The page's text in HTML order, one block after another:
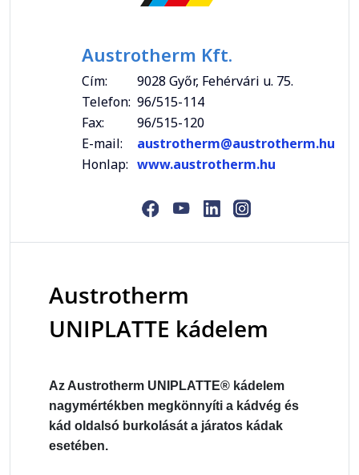
Austrotherm Kft.
Cím:
9028 Győr, Fehérvári u. 75.
Telefon: 96/515-114
Fax:
96/515-120
E-mail:
austrotherm@austrotherm.hu
Honlap: www.austrotherm.hu
Austrotherm
UNIPLATTE kádelem
Az Austrotherm UNIPLATTE® kádelem
nagymértékben megkönnyíti a kádvég és
kád oldalsó burkolását a járatos kádak
esetében.